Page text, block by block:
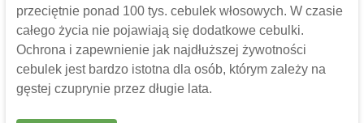
przeciętnie ponad 100 tys. cebulek włosowych. W czasie
całego życia nie pojawiają się dodatkowe cebulki.
Ochrona i zapewnienie jak najdłuższej żywotności
cebulek jest bardzo istotna dla osób, którym zależy na
gęstej czuprynie przez długie lata.